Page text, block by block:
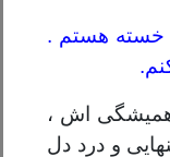
خسته هستم .
همیشگی اش ،
و درد دل